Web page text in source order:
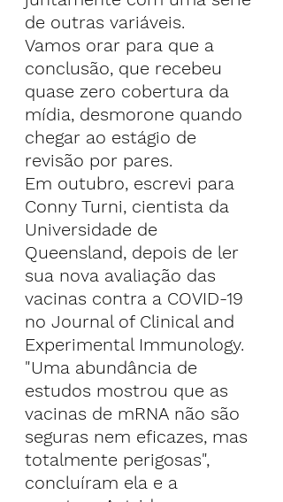
de outras variáveis.
Vamos orar para que a
conclusão, que recebeu
quase zero cobertura da
mídia, desmorone quando
chegar ao estágio de
revisão por pares.
Em outubro, escrevi para
Conny Turni, cientista da
Universidade de
Queensland, depois de ler
sua nova avaliação das
vacinas contra a COVID-19
no Journal of Clinical and
Experimental Immunology.
"Uma abundância de
estudos mostrou que as
vacinas de mRNA não são
seguras nem eficazes, mas
totalmente perigosas",
concluíram ela e a